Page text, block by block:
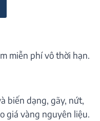
miễn phí vô thời hạn.
biến dạng, gãy, nứt,
giá vàng nguyên liệu.